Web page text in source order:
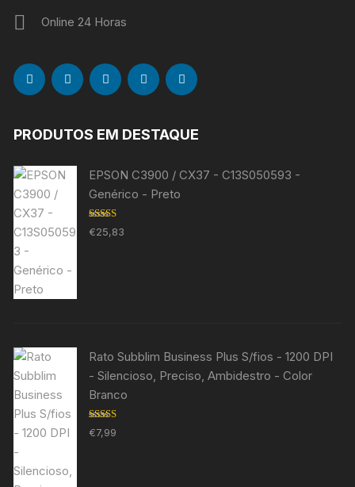
Online 24 Horas
PRODUTOS EM DESTAQUE
EPSON C3900 / CX37 - C13S050593 -
Genérico - Preto
Avaliação
5.00de 5
€25,83
Rato Subblim Business Plus S/fios - 1200 DPI
- Silencioso, Preciso, Ambidestro - Color
Branco
Avaliação
5.00de 5
€7,99